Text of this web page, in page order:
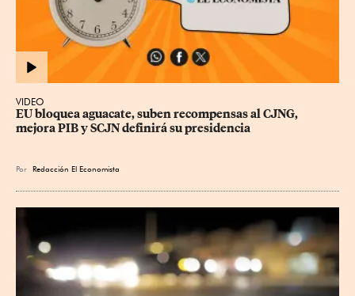
VIDEO
EU bloquea aguacate, suben recompensas al CJNG,
mejora PIB y SCJN definirá su presidencia
Por Redacción El Economista